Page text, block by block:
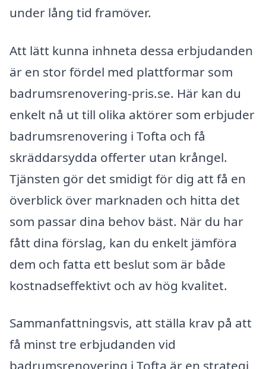
under lång tid framöver.
Att lätt kunna inhneta dessa erbjudanden
är en stor fördel med plattformar som
badrumsrenovering-pris.se. Här kan du
enkelt nå ut till olika aktörer som erbjuder
badrumsrenovering i Tofta och få
skräddarsydda offerter utan krångel.
Tjänsten gör det smidigt för dig att få en
överblick över marknaden och hitta det
som passar dina behov bäst. När du har
fått dina förslag, kan du enkelt jämföra
dem och fatta ett beslut som är både
kostnadseffektivt och av hög kvalitet.
Sammanfattningsvis, att ställa krav på att
få minst tre erbjudanden vid
badrumsrenovering i Tofta är en strategi